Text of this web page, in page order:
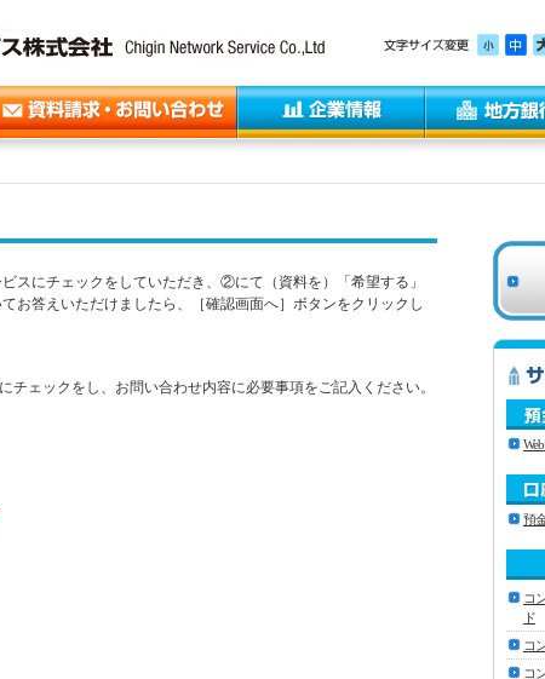
にチェックをしていただき、②にて（資料を）「希望する」
お答えいただけましたら、［確認画面へ］ボタンをクリックし
チェックをし、お問い合わせ内容に必要事項をご記入ください。
預
コ
ド
コ
コ